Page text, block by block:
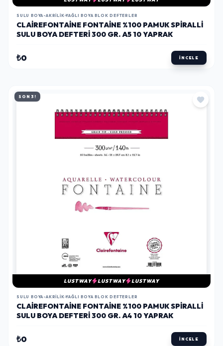
SULU BOYA-AKRILIK-YAĞLI BOYA BLOK DEFTERLER
CLAIREFONTAINE FONTAINE %100 PAMUK SPIRALLI
SULU BOYA DEFTERI 300 GR. A5 10 YAPRAK
₺0 İNCELE
SON 3!
LUSTWAY LUSTWAY LUSTWAY
SULU BOYA-AKRILIK-YAĞLI BOYA BLOK DEFTERLER
CLAIREFONTAINE FONTAINE %100 PAMUK SPIRALLI
SULU BOYA DEFTERI 300 GR. A4 10 YAPRAK
₺0 İNCELE